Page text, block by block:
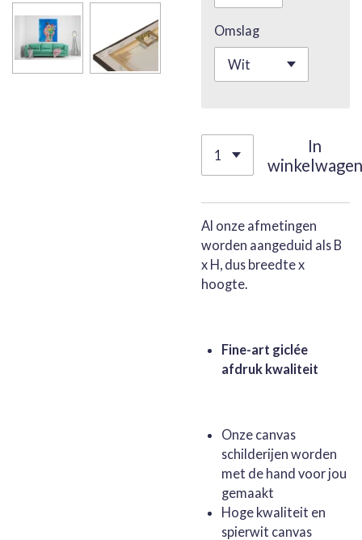
Omslag
In
winkelwagen
Al onze afmetingen
worden aangeduid als B
x H, dus breedte x
hoogte.
Fine-art giclée
afdruk kwaliteit
Onze canvas
schilderijen worden
met de hand voor jou
gemaakt
Hoge kwaliteit en
spierwit canvas